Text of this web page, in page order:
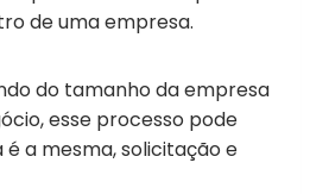
de uma empresa.
do tamanho da empresa
esse processo pode
é a mesma, solicitação e